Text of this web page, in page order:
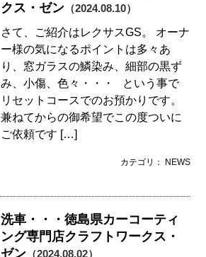
クス・ゼン （2024.08.10）
さて、ご紹介はレクサスGS。 オーナ
ー様の気になるポイントは多々あ
り、窓ガラスの鱗染み、細部の黒ず
み、小傷、色々・・・ という事で
リセットコースでのお預かりです。
兼ねてからの御希望でこの度ついに
ご依頼です […]
カテゴリ： NEWS
洗車・・・徳島県カーコーティ
ング専門店クラフトワークス・
ゼン （2024.08.02）